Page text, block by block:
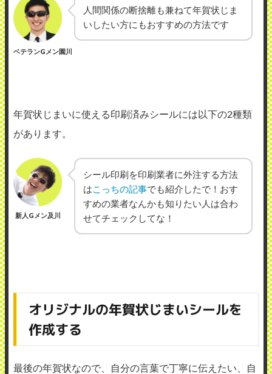
ベテランGメン園川
人間関係の断捨離も兼ねて年賀状じま
いしたい方にもおすすめの方法です
年賀状じまいに使える印刷済みシールには以下の2種類
があります。
新人Gメン及川
シール印刷を印刷業者に外注する方法
は こっちの記事でも紹介したで！おす
すめの業者なんかも知りたい人は合わ
せてチェックしてな！
オリジナルの年賀状じまいシールを
作成する
最後の年賀状なので、自分の言葉で丁寧に伝えたい、自